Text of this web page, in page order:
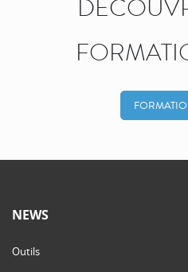
NEWS
Outils